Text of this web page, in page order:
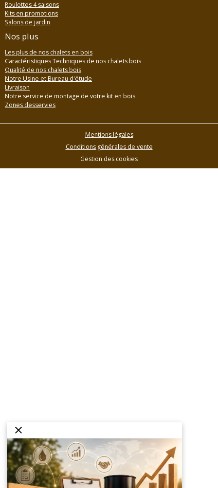
Roulottes 4 saisons
Kits en promotions
Salons de jardin
Nos plus
Les plus de nos chalets en bois
Caractéristiques Techniques de nos chalets bois
Qualité de nos chalets bois
Notre Usine et Bureau d'étude
Livraison
Notre service de montage de votre kit en bois
Zones desservies
Mentions légales
Conditions générales de vente
Gestion des cookies